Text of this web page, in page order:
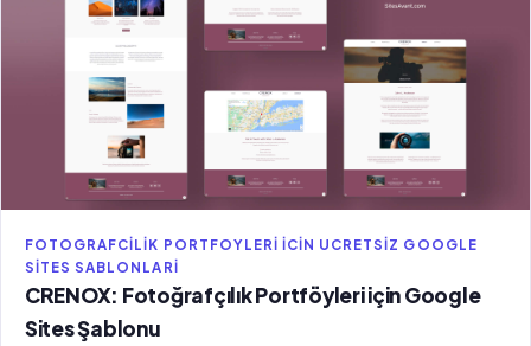
FOTOGRAFCILIK PORTFOYLERI ICIN UCRETSIZ GOOGLE
SITES SABLONLARI
CRENOX: Fotoğrafçılık Portföyleri için Google
Sites Şablonu